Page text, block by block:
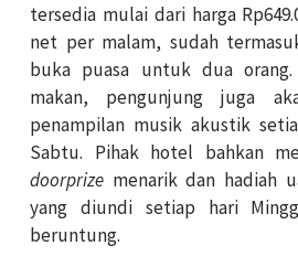
tersedia mulai dari harga
net per malam, sudah
buka puasa untuk dua orang.
makan, pengunjung juga
penampilan musik akustik
Sabtu. Pihak hotel bahkan
doorprize menarik dan hadiah
yang diundi setiap hari
beruntung.